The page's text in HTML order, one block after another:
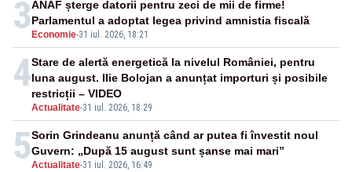
3 Economie-31 iul. 2026, 18:21
ANAF șterge datorii pentru zeci de mii de firme!
Parlamentul a adoptat legea privind amnistia fiscală
4
Actualitate-31 iul. 2026, 18:29
Stare de alertă energetică la nivelul României, pentru
luna august. Ilie Bolojan a anunțat importuri și posibile
restricții – VIDEO
5Actualitate-31 iul. 2026, 16:49
Sorin Grindeanu anunță când ar putea fi învestit noul
Guvern: „După 15 august sunt șanse mai mari”